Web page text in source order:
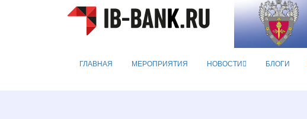
ГЛАВНАЯ МЕРОПРИЯТИЯ НОВОСТИ БЛОГИ